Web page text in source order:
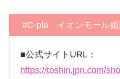
#C-pla イオンモール姫
■公式サイトURL：
https://toshin.jpn.com/